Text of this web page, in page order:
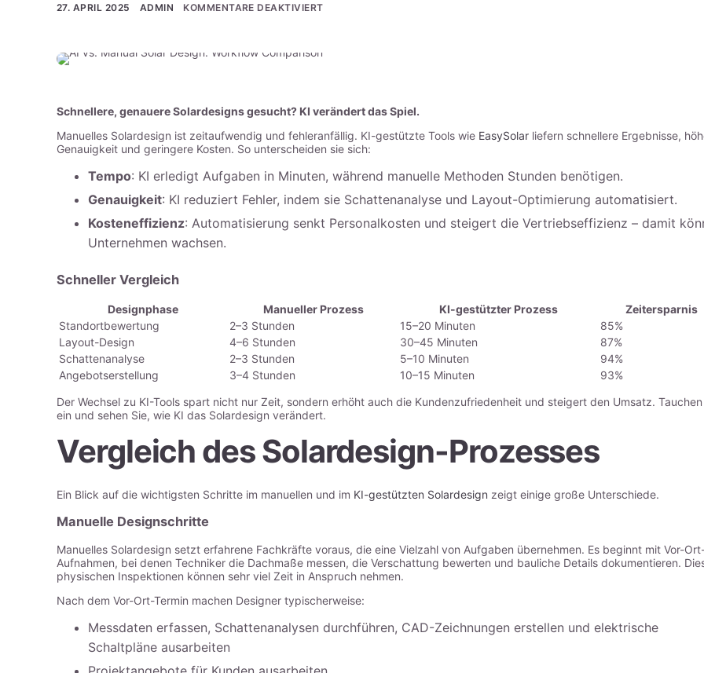
27. APRIL 2025 ADMIN KOMMENTARE DEAKTIVIERT
Schnellere, genauere Solardesigns gesucht? KI verändert das Spiel.
Manuelles Solardesign ist zeitaufwendig und fehleranfällig. KI-gestützte Tools wie EasySolar liefern schnellere Ergebnisse,
Genauigkeit und geringere Kosten. So unterscheiden sie sich:
Tempo: KI erledigt Aufgaben in Minuten, während manuelle Methoden Stunden benötigen.
Genauigkeit: KI reduziert Fehler, indem sie Schattenanalyse und Layout-Optimierung automatisiert.
Kosteneffizienz: Automatisierung senkt Personalkosten und steigert die Vertriebseffizienz – damit
Unternehmen wachsen.
Schneller Vergleich
Designphase Manueller Prozess KI-gestützter Prozess
Zeitersparnis
Standortbewertung
2–3 Stunden 15–20 Minuten
85%
Layout-Design
4–6 Stunden 30–45 Minuten
87%
Schattenanalyse
2–3 Stunden 5–10 Minuten
94%
Angebotserstellung
3–4 Stunden 10–15 Minuten
93%
Der Wechsel zu KI-Tools spart nicht nur Zeit, sondern erhöht auch die Kundenzufriedenheit und steigert den Umsatz. Tauchen
ein und sehen Sie, wie KI das Solardesign verändert.
Vergleich des Solardesign-Prozesses
Ein Blick auf die wichtigsten Schritte im manuellen und im KI-gestützten Solardesign zeigt einige große Unterschiede.
Manuelle Designschritte
Manuelles Solardesign setzt erfahrene Fachkräfte voraus, die eine Vielzahl von Aufgaben übernehmen. Es beginnt mit Vor-
Aufnahmen, bei denen Techniker die Dachmaße messen, die Verschattung bewerten und bauliche Details dokumentieren.
physischen Inspektionen können sehr viel Zeit in Anspruch nehmen.
Nach dem Vor-Ort-Termin machen Designer typischerweise:
Messdaten erfassen, Schattenanalysen durchführen, CAD-Zeichnungen erstellen und elektrische
Schaltpläne ausarbeiten